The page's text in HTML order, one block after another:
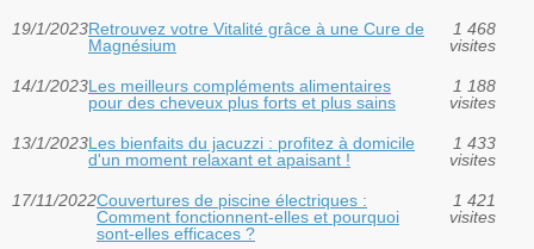
19/1/2023Retrouvez votre Vitalité grâce à une Cure de
Magnésium
1 468
visites
14/1/2023Les meilleurs compléments alimentaires
pour des cheveux plus forts et plus sains
1 188
visites
13/1/2023Les bienfaits du jacuzzi : profitez à domicile
d'un moment relaxant et apaisant !
1 433
visites
17/11/2022Couvertures de piscine électriques :
Comment fonctionnent-elles et pourquoi
sont-elles efficaces ?
1 421
visites